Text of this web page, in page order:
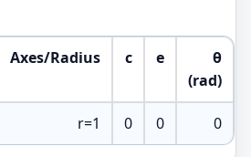
Axes/Radius c e
θ
(rad)
r=1 0 0 0